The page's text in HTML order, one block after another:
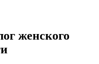
женского